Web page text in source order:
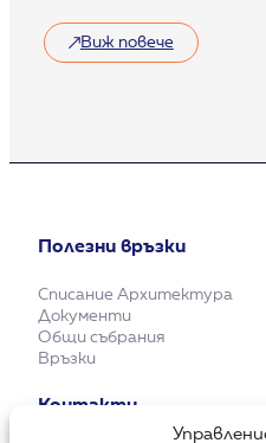
Виж повече
Полезни връзки
Списание Архитектура
Документи
Общи събрания
Връзки
Контакти